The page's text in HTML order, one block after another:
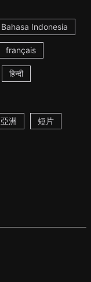
Bahasa Indonesia
français
हिन्दी
亞洲 短片